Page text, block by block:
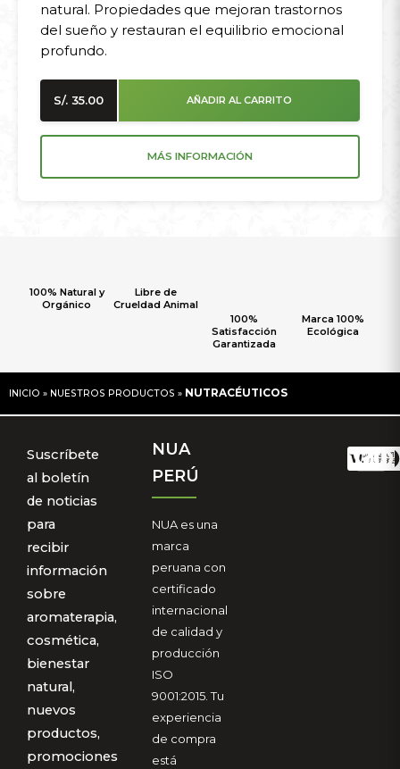
natural. Propiedades que mejoran trastornos
del sueño y restauran el equilibrio emocional
profundo.
S/. 35.00 AÑADIR AL CARRITO
MÁS INFORMACIÓN
100% Natural y
Orgánico
Libre de
Crueldad Animal
Marca 100%
Ecológica
100%
Satisfacción
Garantizada
INICIO » NUESTROS PRODUCTOS » NUTRACÉUTICOS
Suscríbete
al boletín
de noticias
para
recibir
información
sobre
aromaterapia,
cosmética,
bienestar
natural,
nuevos
productos,
promociones
NUA
PERÚ
NUA es una
marca
peruana con
certificado
internacional
de calidad y
producción
ISO
9001:2015. Tu
experiencia
de compra
está